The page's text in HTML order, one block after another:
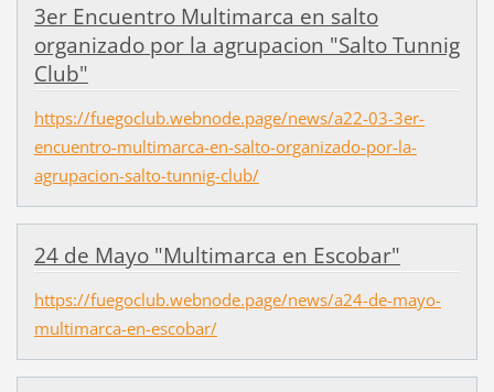
3er Encuentro Multimarca en salto
organizado por la agrupacion "Salto Tunnig
Club"
https://fuegoclub.webnode.page/news/a22-03-3er-
encuentro-multimarca-en-salto-organizado-por-la-
agrupacion-salto-tunnig-club/
24 de Mayo "Multimarca en Escobar"
https://fuegoclub.webnode.page/news/a24-de-mayo-
multimarca-en-escobar/